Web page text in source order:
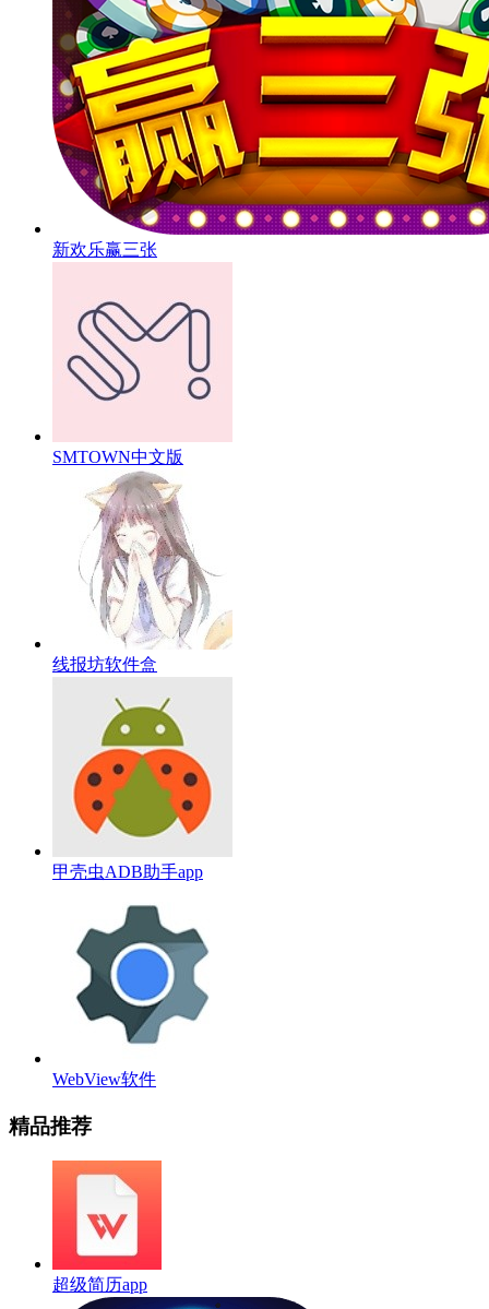
新欢乐赢三张
SMTOWN中文版
线报坊软件盒
甲壳虫ADB助手app
WebView软件
精品推荐
超级简历app